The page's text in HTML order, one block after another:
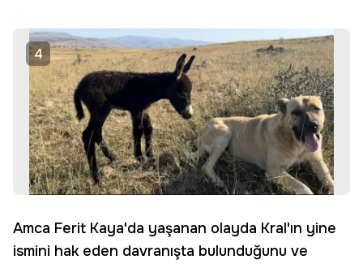
4
Amca Ferit Kaya'da yaşanan olayda Kral'ın yine
ismini hak eden davranışta bulunduğunu ve